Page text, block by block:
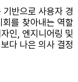
반으로 사용자 경
를 찾아내는 역할
인, 엔지니어링 및
다 나은 의사 결정